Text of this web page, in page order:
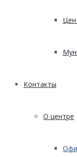
Контакты
О центре